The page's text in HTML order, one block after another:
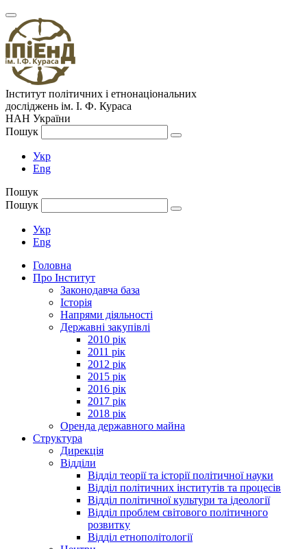
Інститут політичних і етнонаціональних
досліджень ім. І. Ф. Кураса
НАН України
Пошук
Укр
Eng
Пошук
Пошук
Укр
Eng
Головна
Про Інститут
Законодавча база
Історія
Напрями діяльності
Державні закупівлі
2010 рік
2011 рік
2012 рік
2015 рік
2016 рік
2017 рік
2018 рік
Оренда державного майна
Структура
Дирекція
Відділи
Відділ теорії та історії політичної науки
Відділ політичних інститутів та процесів
Відділ політичної культури та ідеології
Відділ проблем світового політичного
розвитку
Відділ етнополітології